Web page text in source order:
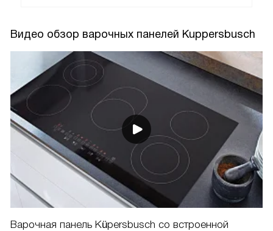
Видео обзор варочных панелей Kuppersbusch
Варочная панель Küpersbusch со встроенной